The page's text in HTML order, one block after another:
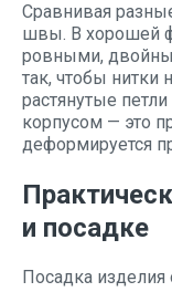
Сравнивая
швы. В хорошей
ровными,
так, чтобы нитки
растянутые
корпусом — это
деформируется
и посадке
Посадка изделия